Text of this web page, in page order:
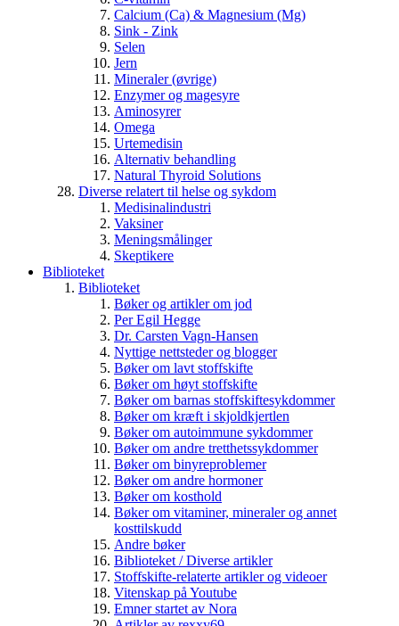
Calcium (Ca) & Magnesium (Mg)
Sink - Zink
Selen
Jern
Mineraler (øvrige)
Enzymer og magesyre
Aminosyrer
Omega
Urtemedisin
Alternativ behandling
Natural Thyroid Solutions
Diverse relatert til helse og sykdom
Medisinalindustri
Vaksiner
Meningsmålinger
Skeptikere
Biblioteket
Biblioteket
Bøker og artikler om jod
Per Egil Hegge
Dr. Carsten Vagn-Hansen
Nyttige nettsteder og blogger
Bøker om lavt stoffskifte
Bøker om høyt stoffskifte
Bøker om barnas stoffskiftesykdommer
Bøker om kræft i skjoldkjertlen
Bøker om autoimmune sykdommer
Bøker om andre tretthetssykdommer
Bøker om binyreproblemer
Bøker om andre hormoner
Bøker om kosthold
Bøker om vitaminer, mineraler og annet
kosttilskudd
Andre bøker
Biblioteket / Diverse artikler
Stoffskifte-relaterte artikler og videoer
Vitenskap på Youtube
Emner startet av Nora